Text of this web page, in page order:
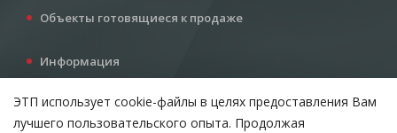
Объекты готовящиеся к продаже
Информация
Все для инвестора
ЭТП использует cookie-файлы в целях предоставления Вам
лучшего пользовательского опыта. Продолжая